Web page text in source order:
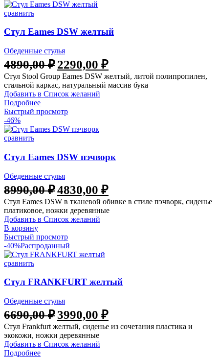
сравнить
Стул Eames DSW желтый
Обеденные стулья
4890,00₽2290,00 ₽
Стул Stool Group Eames DSW желтый, литой полипропилен,
стальной каркас, натуральный массив бука
Добавить в Список желаний
Подробнее
Быстрый просмотр
-46%
сравнить
Стул Eames DSW пэчворк
Обеденные стулья
8990,00₽4830,00 ₽
Стул Eames DSW в тканевой обивке в стиле пэчворк, сиденье
платиковое, ножки деревянные
Добавить в Список желаний
В корзину
Быстрый просмотр
-40%Распроданный
сравнить
Стул FRANKFURT желтый
Обеденные стулья
6690,00₽3990,00 ₽
Стул Frankfurt желтый, сиденье из сочетания пластика и
экокожи, ножки деревянные
Добавить в Список желаний
Подробнее